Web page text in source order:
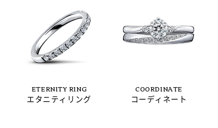
ETERNITY RING
エタニティリング
COORDINATE
コーディネート